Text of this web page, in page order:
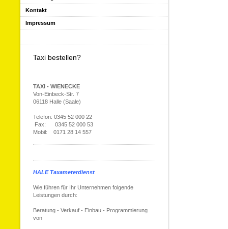
Kontakt
Impressum
Taxi bestellen?
TAXI - WIENECKE
Von-Einbeck-Str. 7
06118 Halle (Saale)
Telefon: 0345 52 000 22
Fax: 0345 52 000 53
Mobil: 0171 28 14 557
HALE Taxameterdienst
Wie führen für Ihr Unternehmen folgende
Leistungen durch:
Beratung - Verkauf - Einbau - Programmierung
von